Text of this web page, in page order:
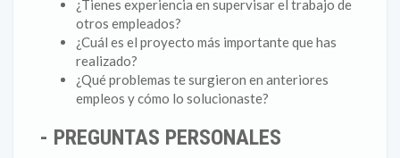
¿Tienes experiencia en supervisar el trabajo de
otros empleados?
¿Cuál es el proyecto más importante que has
realizado?
¿Qué problemas te surgieron en anteriores
empleos y cómo lo solucionaste?
- PREGUNTAS PERSONALES